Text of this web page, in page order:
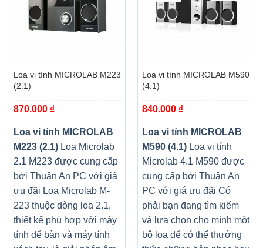
Loa vi tính MICROLAB M223
(2.1)
870.000 ₫
Loa vi tính MICROLAB
M223 (2.1)Loa Microlab
2.1 M223 được cung cấp
bởi Thuận An PC với giá
ưu đãi Loa Microlab M-
223 thuộc dòng loa 2.1,
thiết kế phù hợp với máy
tính để bàn và máy tính
Loa vi tính MICROLAB M590
(4.1)
840.000 ₫
Loa vi tính MICROLAB
M590 (4.1)Loa vi tính
Microlab 4.1 M590 được
cung cấp bởi Thuận An
PC với giá ưu đãi Có
phải bạn đang tìm kiếm
và lựa chọn cho mình một
bộ loa để có thể thưởng